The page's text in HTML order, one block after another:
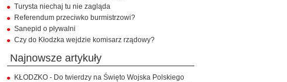
Turysta niechaj tu nie zagląda
Referendum przeciwko burmistrzowi?
Sanepid o pływalni
Czy do Kłodzka wejdzie komisarz rządowy?
najnowsze artykuły
KŁODZKO - Do twierdzy na Święto Wojska Polskiego